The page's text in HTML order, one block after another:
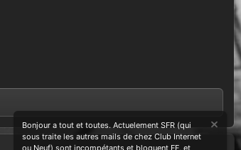
Bonjour a tout et toutes. Actuelement SFR (qui
sous traite les autres mails de chez Club Internet
ou Neuf) sont incompétants et bloquent FF, et